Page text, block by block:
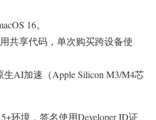
16。
共享代码，单次购买跨设备使
生AI加速（Apple Silicon M3/M4芯
环境，签名使用Developer ID证